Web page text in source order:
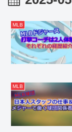
MLB
MLB